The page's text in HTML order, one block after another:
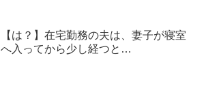
【は？】在宅勤務の夫は、妻子が寝室
へ入ってから少し経つと…